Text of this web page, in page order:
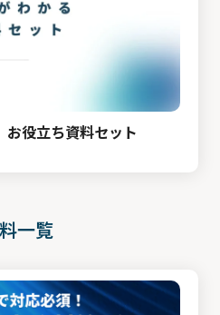
お役立ち資料セット
一覧